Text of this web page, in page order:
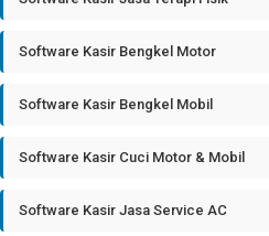
Software Kasir Bengkel Motor
Software Kasir Bengkel Mobil
Software Kasir Cuci Motor & Mobil
Software Kasir Jasa Service AC